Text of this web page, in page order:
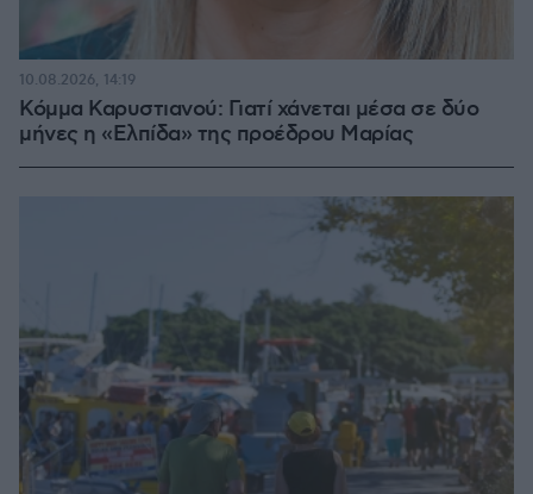
Κόμμα Καρυστιανού: Γιατί χάνεται μέσα σε δύο
μήνες η «Ελπίδα» της προέδρου Μαρίας
10.08.2026, 14:19